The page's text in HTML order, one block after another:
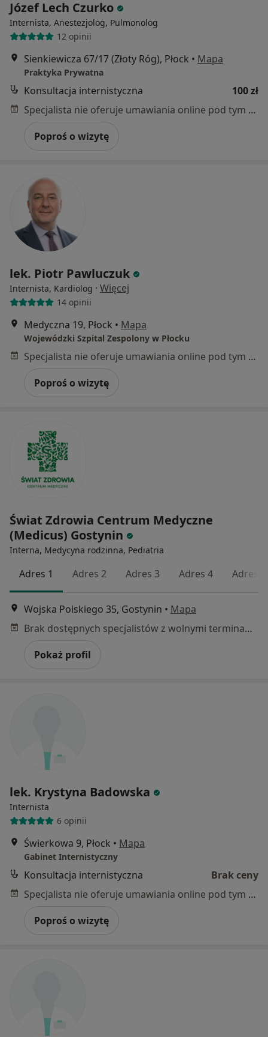
Józef Lech Czurko
Internista, Anestezjolog, Pulmonolog
12 opinii
Sienkiewicza 67/17 (Złoty Róg), Płock • Mapa
Praktyka Prywatna
Konsultacja internistyczna
100 zł
Specjalista nie oferuje umawiania online pod tym adresem.
Poproś o wizytę
lek. Piotr Pawluczuk
Internista, Kardiolog · Więcej
14 opinii
Medyczna 19, Płock • Mapa
Wojewódzki Szpital Zespolony w Płocku
Specjalista nie oferuje umawiania online pod tym adresem.
Poproś o wizytę
Świat Zdrowia Centrum Medyczne
(Medicus) Gostynin
Interna, Medycyna rodzinna, Pediatria
Adres 1 Adres 2 Adres 3 Adres 4 Adres 5
Wojska Polskiego 35, Gostynin • Mapa
Brak dostępnych specjalistów z wolnymi terminami w tym centrum medycznym.
Pokaż profil
lek. Krystyna Badowska
Internista
6 opinii
Świerkowa 9, Płock • Mapa
Gabinet Internistyczny
Konsultacja internistyczna
Brak ceny
Specjalista nie oferuje umawiania online pod tym adresem.
Poproś o wizytę